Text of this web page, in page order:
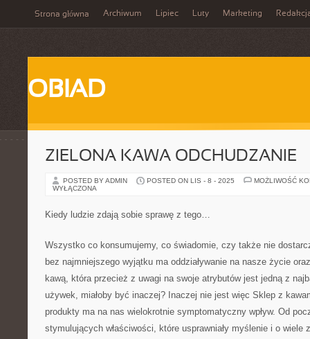
Strona główna Archiwum Lipiec Luty Marketing
OBIAD
ZIELONA KAWA ODCHUDZANIE
POSTED BY ADMIN POSTED ON LIS - 8 - 2025
MOŻLIWOŚĆ
WYŁĄCZONA
Kiedy ludzie zdają sobie sprawę z tego…
Wszystko co konsumujemy, co świadomie, czy także nie
bez najmniejszego wyjątku ma oddziaływanie na nasze życie
kawą, która przecież z uwagi na swoje atrybutów jest jedną z
używek, miałoby być inaczej? Inaczej nie jest więc Sklep z
produkty ma na nas wielokrotnie symptomatyczny wpływ. Od
stymulujących właściwości, które usprawniały myślenie i o wiele